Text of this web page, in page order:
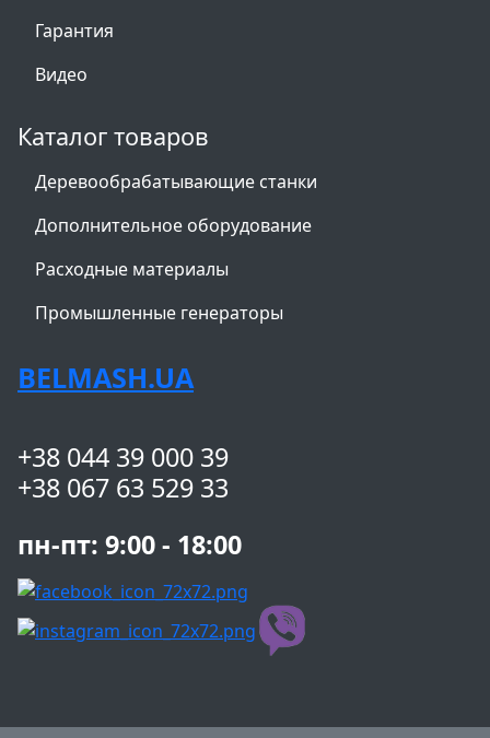
Гарантия
Видео
Каталог товаров
Деревообрабатывающие станки
Дополнительное оборудование
Расходные материалы
Промышленные генераторы
BELMASH.UA
+38 044 39 000 39
+38 067 63 529 33
пн-пт: 9:00 - 18:00